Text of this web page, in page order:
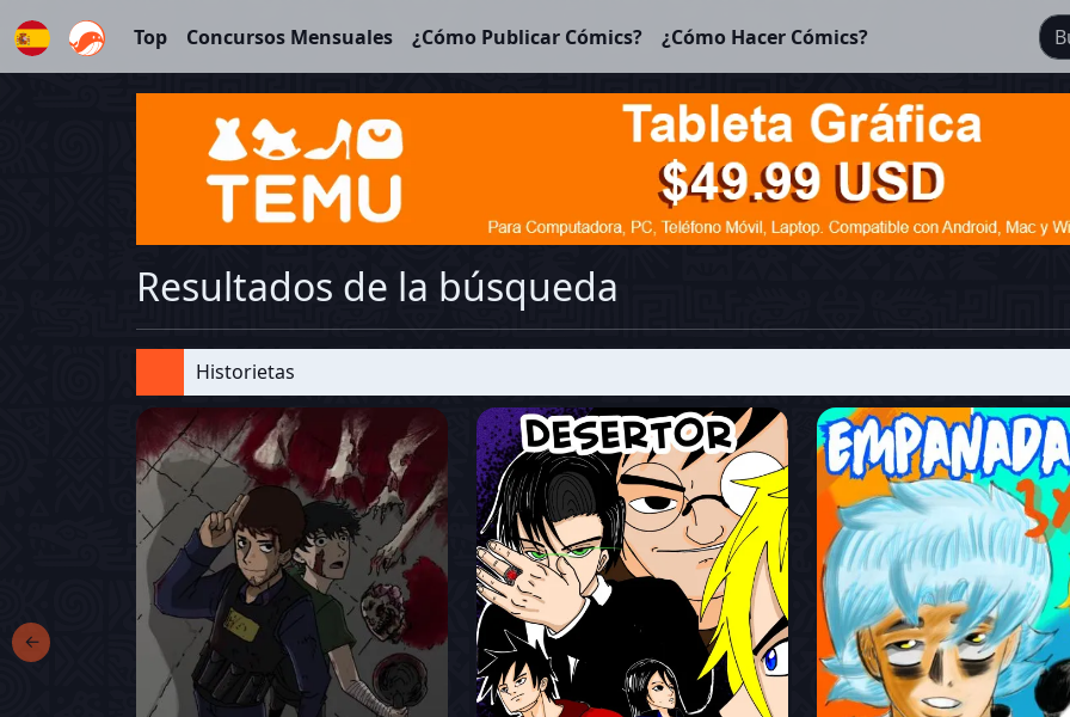
Español
Top Concursos Mensuales ¿Cómo Publicar Cómics? ¿Cómo Hacer Cómics?
Resultados de la búsqueda
Historietas
←